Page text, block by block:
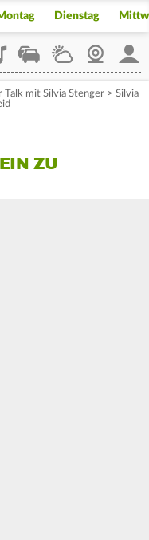
Dienstag
StaupilotWetterWebcam
Talk mit Silvia Stenger > Silvia
ZU